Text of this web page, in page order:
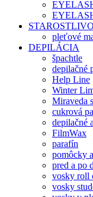
pleťové
DEPILÁCIA
špachtle
depilačné
Help Line
Winter
Miraveda
cukrová
depilačné
FilmWax
parafín
pomôcky
pred a po
vosky roll
vosky